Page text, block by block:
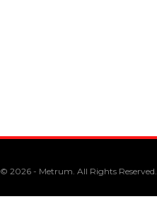
© 2026 - Metrum. All Rights Reserved.